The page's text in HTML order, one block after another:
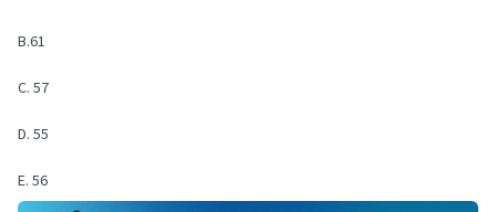
B.61
C. 57
D. 55
E. 56